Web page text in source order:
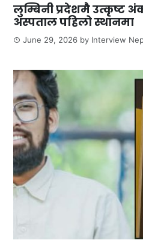
लुम्बिनी प्रदेशमै उत्कृष्ट
अस्पताल पहिलो स्थानमा
June 29, 2026 by Interview